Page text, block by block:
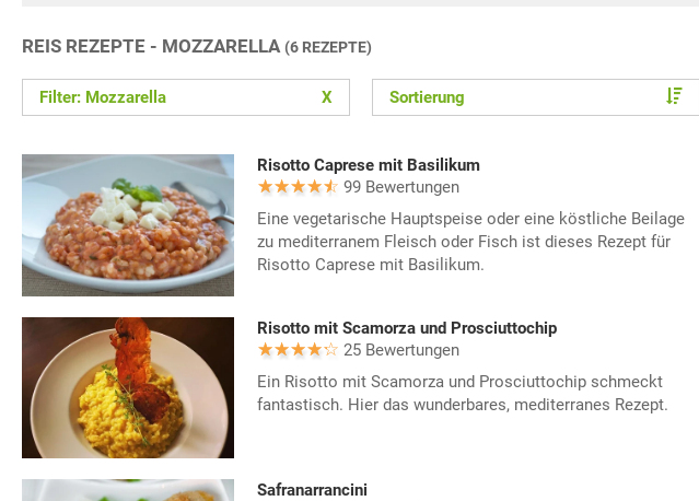
REIS REZEPTE - MOZZARELLA (6 REZEPTE)
Filter: Mozzarella X Sortierung
Risotto Caprese mit Basilikum
99 Bewertungen
Eine vegetarische Hauptspeise oder eine köstliche Beilage
zu mediterranem Fleisch oder Fisch ist dieses Rezept für
Risotto Caprese mit Basilikum.
Risotto mit Scamorza und Prosciuttochip
25 Bewertungen
Ein Risotto mit Scamorza und Prosciuttochip schmeckt
fantastisch. Hier das wunderbares, mediterranes Rezept.
Safranarrancini